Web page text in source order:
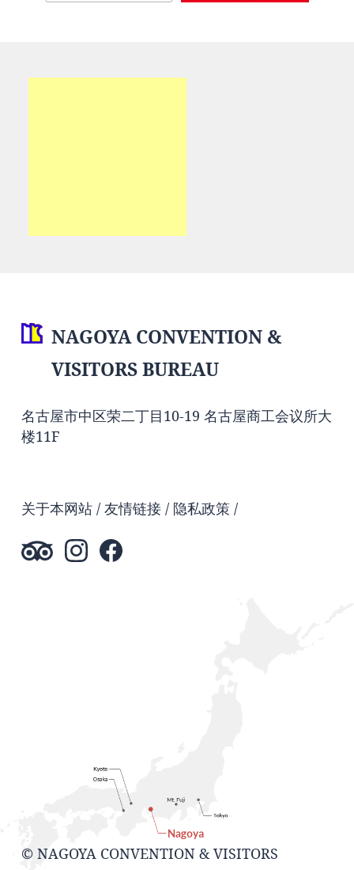
NAGOYA CONVENTION &
VISITORS BUREAU
名古屋市中区荣二丁目10-19 名古屋商工会议所大
楼11F
关于本网站 友情链接 隐私政策
© NAGOYA CONVENTION & VISITORS